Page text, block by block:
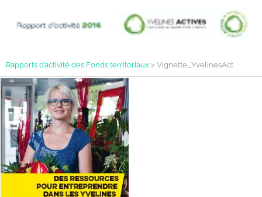
Rapports d’activité des Fonds territoriaux > Vignette_YvelinesAct